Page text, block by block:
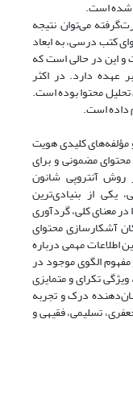
شده است.
می‌توان نتیجه
کتب درسی، به ابعاد
این در حالی است که
عهده دارد. در اکثر
محتوا بوده است.
داده است.
مؤلفه‌های کلیدی هویت
مضمونی و برای
روش آنتروپی شانون
یکی از بنیادی‌ترین
معنای کلی، گردآوری
آشکارسازی محتوای
اطلاعات مهمی درباره
الگوی موجود در
تکرای و متمایزی
درک و تجربه
تسلیمی، فقیهی و